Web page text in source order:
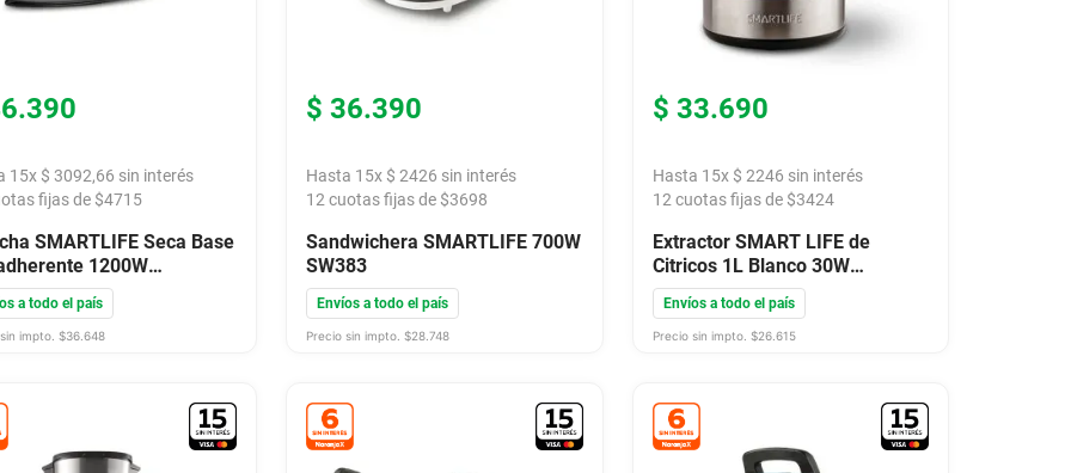
.390
15x $ 3092,66 sin interés
fijas de $4715
SMARTLIFE Seca Base
1200W
a todo el país
impto. $36.648
$ 36.390
Hasta 15x $ 2426 sin interés
12 cuotas fijas de $3698
Sandwichera SMARTLIFE 700W
SW383
Envíos a todo el país
Precio sin impto. $28.748
$ 33.690
Hasta 15x $ 2246 sin interés
12 cuotas fijas de $3424
Extractor SMART LIFE de
Citricos 1L Blanco 30W
SLJC3400
Envíos a todo el país
Precio sin impto. $26.615